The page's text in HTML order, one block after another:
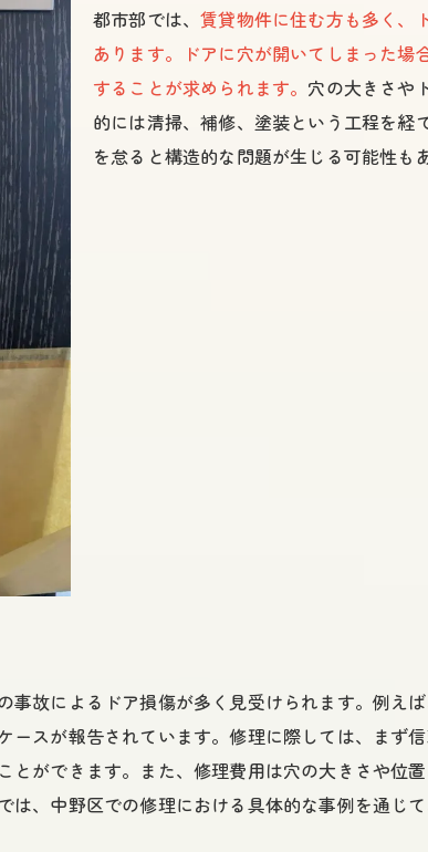
費用見積もりを依頼する際のポイント
コストを抑えるための工夫
ア穴修理業者の選び方中野区で失敗しないコツ
信頼できる業者を選ぶための基準
口コミと評判の活用法
業者が提供する保証とサービス内容
価格と品質のバランスを取る方法
相談時に質問すべき点
業者選びで避けるべき落とし穴
分でできるドア穴修理方法安全性と効果を考える
DIY修理の基本ステップと必要な道具
小さな穴を簡単に直す方法
自力で修理する際のリスクとその対策
失敗を防ぐためのDIYの注意事項
中古のドア部品を活用するメリット
修理時期を選ぶことでのコスト削減
複数業者の見積もりを比較
都市部では、賃貸物件に住む方も多く、
あります。ドアに穴が開いてしまった
することが求められます。 穴の大きさや
的には清掃、補修、塗装という工程を経
を怠ると構造的な問題が生じる可能性も
故によるドア損傷が多く見受けられます。例え
スが報告されています。修理に際しては、まず
とができます。また、修理費用は穴の大きさや位
、中野区での修理における具体的な事例を通じ